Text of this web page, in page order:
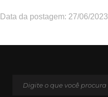
Data da postagem: 27/06/2023